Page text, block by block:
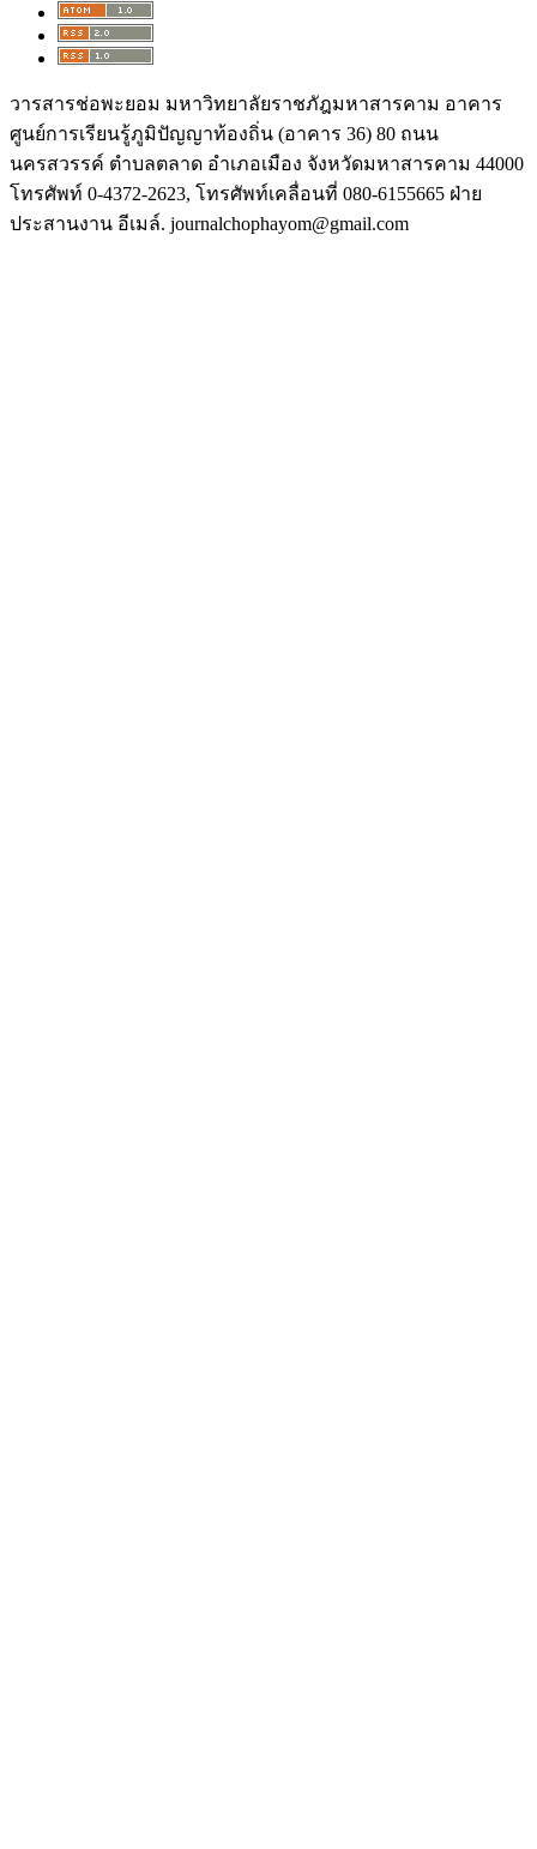
วารสารช่อพะยอม มหาวิทยาลัยราชภัฎมหาสารคาม อาคาร
ศูนย์การเรียนรู้ภูมิปัญญาท้องถิ่น (อาคาร 36) 80 ถนน
นครสวรรค์ ตำบลตลาด อำเภอเมือง จังหวัดมหาสารคาม 44000
โทรศัพท์ 0-4372-2623, โทรศัพท์เคลื่อนที่ 080-6155665 ฝ่าย
ประสานงาน อีเมล์. journalchophayom@gmail.com